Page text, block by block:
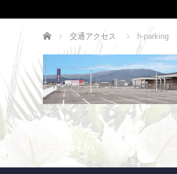
ホーム 交通アクセス h-parking